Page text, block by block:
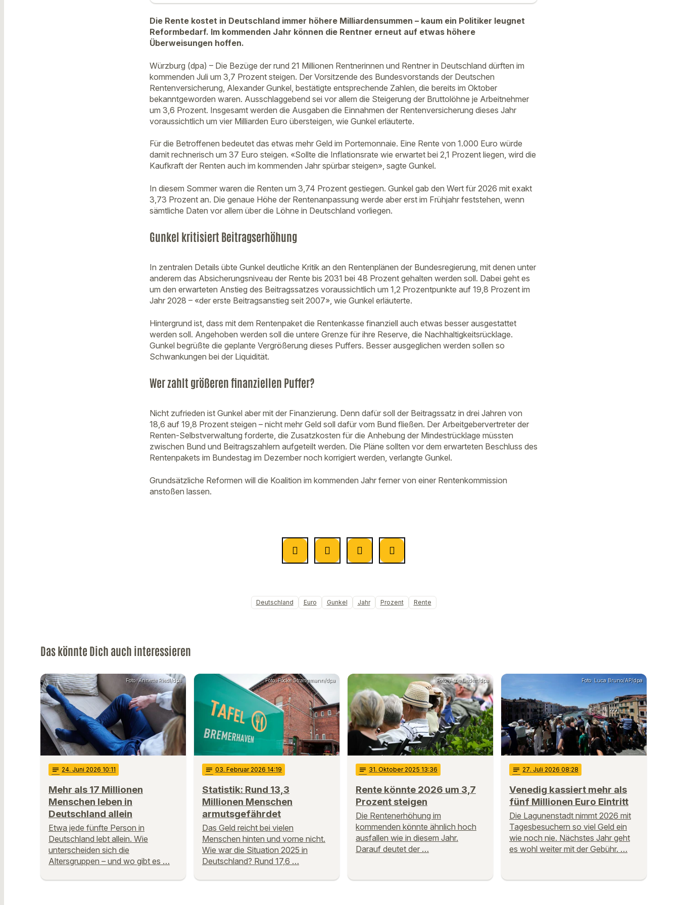
Die Rente kostet in Deutschland immer höhere Milliardensummen – kaum ein Politiker leugnet
Reformbedarf. Im kommenden Jahr können die Rentner erneut auf etwas höhere
Überweisungen hoffen.
Würzburg (dpa) – Die Bezüge der rund 21 Millionen Rentnerinnen und Rentner in Deutschland dürften im
kommenden Juli um 3,7 Prozent steigen. Der Vorsitzende des Bundesvorstands der Deutschen
Rentenversicherung, Alexander Gunkel, bestätigte entsprechende Zahlen, die bereits im Oktober
bekanntgeworden waren. Ausschlaggebend sei vor allem die Steigerung der Bruttolöhne je Arbeitnehmer
um 3,6 Prozent. Insgesamt werden die Ausgaben die Einnahmen der Rentenversicherung dieses Jahr
voraussichtlich um vier Milliarden Euro übersteigen, wie Gunkel erläuterte.
Für die Betroffenen bedeutet das etwas mehr Geld im Portemonnaie. Eine Rente von 1.000 Euro würde
damit rechnerisch um 37 Euro steigen. «Sollte die Inflationsrate wie erwartet bei 2,1 Prozent liegen, wird die
Kaufkraft der Renten auch im kommenden Jahr spürbar steigen», sagte Gunkel.
In diesem Sommer waren die Renten um 3,74 Prozent gestiegen. Gunkel gab den Wert für 2026 mit exakt
3,73 Prozent an. Die genaue Höhe der Rentenanpassung werde aber erst im Frühjahr feststehen, wenn
sämtliche Daten vor allem über die Löhne in Deutschland vorliegen.
Gunkel kritisiert Beitragserhöhung
In zentralen Details übte Gunkel deutliche Kritik an den Rentenplänen der Bundesregierung, mit denen unter
anderem das Absicherungsniveau der Rente bis 2031 bei 48 Prozent gehalten werden soll. Dabei geht es
um den erwarteten Anstieg des Beitragssatzes voraussichtlich um 1,2 Prozentpunkte auf 19,8 Prozent im
Jahr 2028 – «der erste Beitragsanstieg seit 2007», wie Gunkel erläuterte.
Hintergrund ist, dass mit dem Rentenpaket die Rentenkasse finanziell auch etwas besser ausgestattet
werden soll. Angehoben werden soll die untere Grenze für ihre Reserve, die Nachhaltigkeitsrücklage.
Gunkel begrüßte die geplante Vergrößerung dieses Puffers. Besser ausgeglichen werden sollen so
Schwankungen bei der Liquidität.
Wer zahlt größeren finanziellen Puffer?
Nicht zufrieden ist Gunkel aber mit der Finanzierung. Denn dafür soll der Beitragssatz in drei Jahren von
18,6 auf 19,8 Prozent steigen – nicht mehr Geld soll dafür vom Bund fließen. Der Arbeitgebervertreter der
Renten-Selbstverwaltung forderte, die Zusatzkosten für die Anhebung der Mindestrücklage müssten
zwischen Bund und Beitragszahlern aufgeteilt werden. Die Pläne sollten vor dem erwarteten Beschluss des
Rentenpakets im Bundestag im Dezember noch korrigiert werden, verlangte Gunkel.
Grundsätzliche Reformen will die Koalition im kommenden Jahr ferner von einer Rentenkommission
anstoßen lassen.
Deutschland Euro Gunkel Jahr Prozent Rente
Das könnte Dich auch interessieren
Foto: Annette Riedl/dpa
notes 24. Juni 2026 10:11
Mehr als 17 Millionen
Menschen leben in
Deutschland allein
Etwa jede fünfte Person in
Deutschland lebt allein. Wie
unterscheiden sich die
Altersgruppen – und wo gibt es …
Foto: Focke Strangmann/dpa
notes 03. Februar 2026 14:19
Statistik: Rund 13,3
Millionen Menschen
armutsgefährdet
Das Geld reicht bei vielen
Menschen hinten und vorne nicht.
Wie war die Situation 2025 in
Deutschland? Rund 17,6 …
Foto: Arne Dedert/dpa
notes 31. Oktober 2025 13:36
Rente könnte 2026 um 3,7
Prozent steigen
Die Rentenerhöhung im
kommenden könnte ähnlich hoch
ausfallen wie in diesem Jahr.
Darauf deutet der …
Foto: Luca Bruno/AP/dpa
notes 27. Juli 2026 08:28
Venedig kassiert mehr als
fünf Millionen Euro Eintritt
Die Lagunenstadt nimmt 2026 mit
Tagesbesuchern so viel Geld ein
wie noch nie. Nächstes Jahr geht
es wohl weiter mit der Gebühr. …